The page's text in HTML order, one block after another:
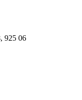
925 06